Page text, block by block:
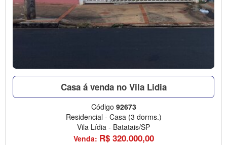
Casa á venda no Vila Lidia
Código 92673
Residencial - Casa (3 dorms.)
Vila Lídia - Batatais/SP
Venda: R$ 320.000,00